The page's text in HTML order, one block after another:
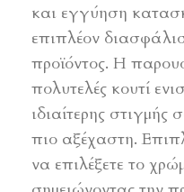
και εγγύηση
επιπλέον
προϊόντος. Η
πολυτελές κουτί
ιδιαίτερης
πιο αξέχαστη.
να επιλέξετε το